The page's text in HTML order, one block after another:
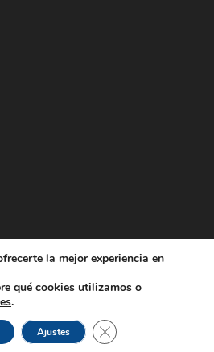
- Desarrollo Web porB2B activa
la mejor experiencia en
qué cookies utilizamos o
.
Ajustes Cerrar el banner de